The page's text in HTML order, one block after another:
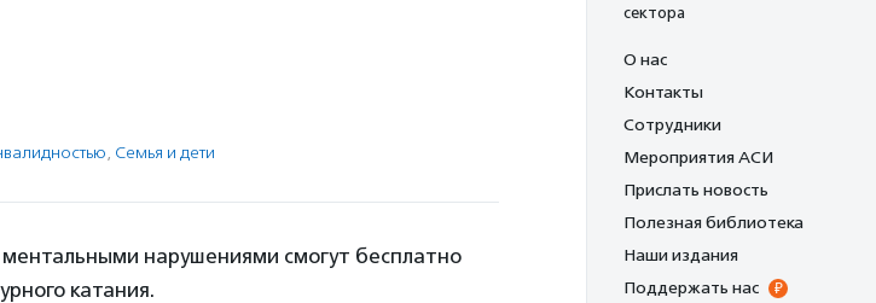
, Семья и дети
нарушениями смогут бесплатно
катания.
сектора
О нас
Контакты
Сотрудники
Мероприятия АСИ
Прислать новость
Полезная библиотека
Наши издания
Поддержать нас